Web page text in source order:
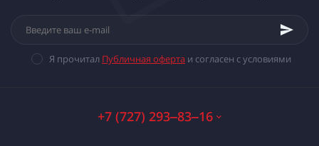
Я прочитал Публичная оферта и согласен с условиями
+7 (727) 293‒83‒16